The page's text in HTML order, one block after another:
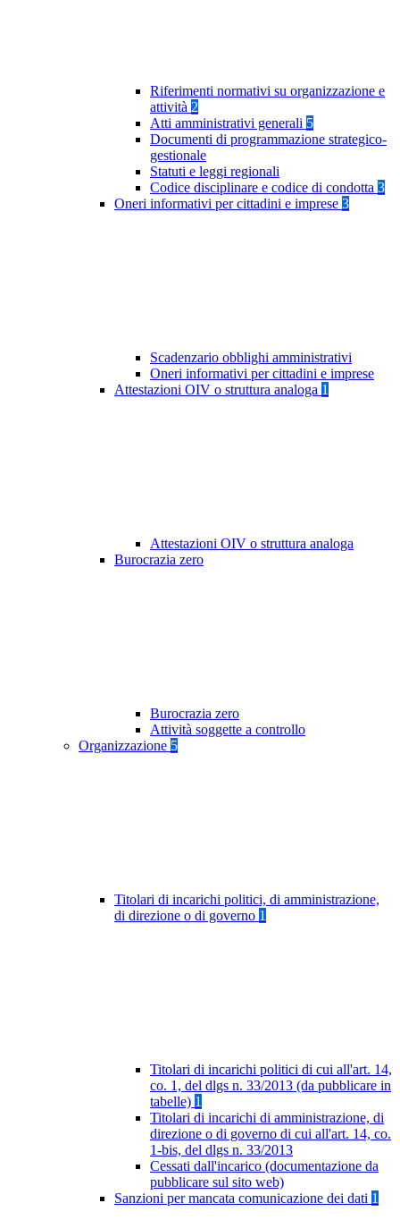
Riferimenti normativi su organizzazione e
attività 2
Atti amministrativi generali 5
Documenti di programmazione strategico-
gestionale
Statuti e leggi regionali
Codice disciplinare e codice di condotta 3
Oneri informativi per cittadini e imprese 3
Scadenzario obblighi amministrativi
Oneri informativi per cittadini e imprese
Attestazioni OIV o struttura analoga 1
Attestazioni OIV o struttura analoga
Burocrazia zero
Burocrazia zero
Attività soggette a controllo
Organizzazione 5
Titolari di incarichi politici, di amministrazione,
di direzione o di governo 1
Titolari di incarichi politici di cui all'art. 14,
co. 1, del dlgs n. 33/2013 (da pubblicare in
tabelle) 1
Titolari di incarichi di amministrazione, di
direzione o di governo di cui all'art. 14, co.
1-bis, del dlgs n. 33/2013
Cessati dall'incarico (documentazione da
pubblicare sul sito web)
Sanzioni per mancata comunicazione dei dati 1